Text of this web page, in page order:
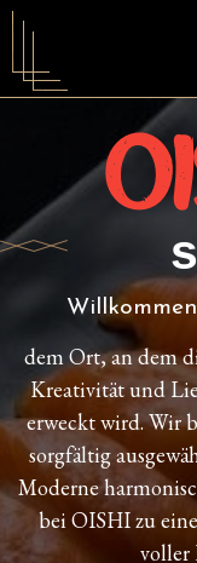
dem Ort, an dem
Kreativität und
erweckt wird. Wir
sorgfältig
Moderne
bei OISHI zu
voller